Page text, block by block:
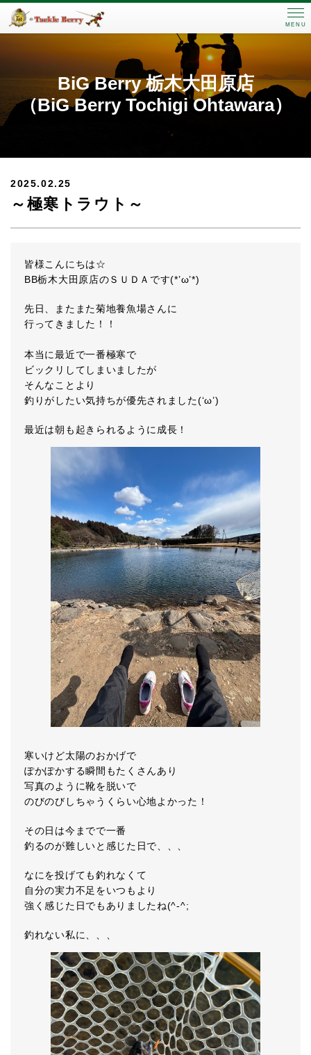
MENU
BiG Berry 栃木大田原店
（BiG Berry Tochigi Ohtawara）
2025.02.25
～極寒トラウト～
皆様こんにちは☆
BB栃木大田原店のＳＵＤＡです(*’ω’*)
先日、またまた菊地養魚場さんに
行ってきました！！
本当に最近で一番極寒で
ビックリしてしまいましたが
そんなことより
釣りがしたい気持ちが優先されました(‘ω’)
最近は朝も起きられるように成長！
寒いけど太陽のおかげで
ぽかぽかする瞬間もたくさんあり
写真のように靴を脱いで
のびのびしちゃうくらい心地よかった！
その日は今までで一番
釣るのが難しいと感じた日で、、、
なにを投げても釣れなくて
自分の実力不足をいつもより
強く感じた日でもありましたね(^-^;
釣れない私に、、、